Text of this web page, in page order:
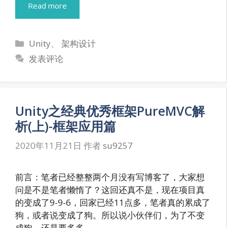
Read more
分
类
Unity、 架构设计
发表评论
Unity之经典优秀框架PureMVC解
析(上)-框架应用篇
2020年11月21日 作者su9257
前言：笔者已经整整两个月没有写博客了，大家想
问是不是笔者懒惰了？这回还真不是，现在项目真
的变成了9-9-6，回家已经11点多，笔者真的累成了
狗，或者说变成了狗。所以说小伙伴们，为了不变